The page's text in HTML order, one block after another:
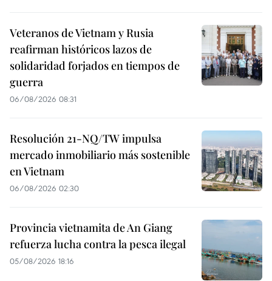
Veteranos de Vietnam y Rusia
reafirman históricos lazos de
solidaridad forjados en tiempos de
guerra
06/08/2026 08:31
Resolución 21-NQ/TW impulsa
mercado inmobiliario más sostenible
en Vietnam
06/08/2026 02:30
Provincia vietnamita de An Giang
refuerza lucha contra la pesca ilegal
05/08/2026 18:16